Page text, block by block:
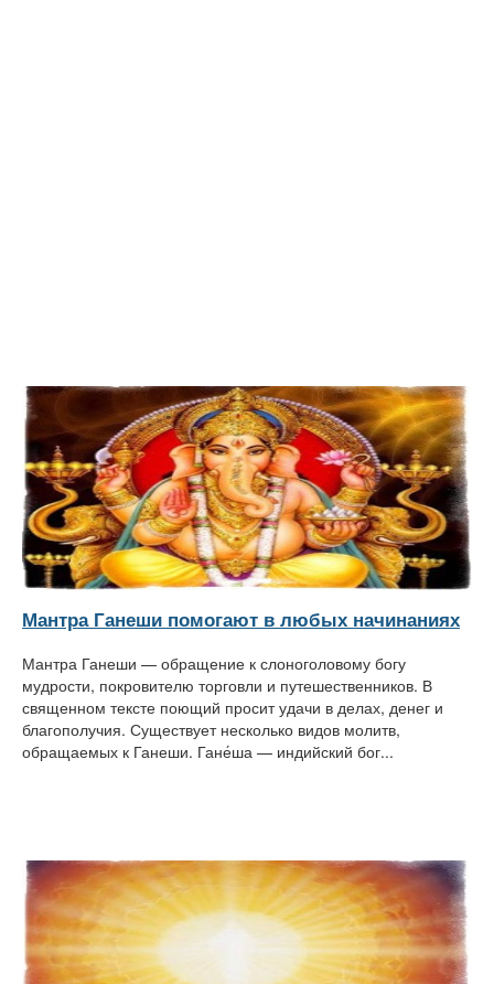
Мантра Ганеши помогают в любых начинаниях
Мантра Ганеши — обращение к слоноголовому богу
мудрости, покровителю торговли и путешественников. В
священном тексте поющий просит удачи в делах, денег и
благополучия. Существует несколько видов молитв,
обращаемых к Ганеши. Гане́ша — индийский бог...